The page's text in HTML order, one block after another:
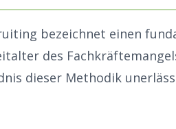
bezeichnet einen
des
dieser Methodik